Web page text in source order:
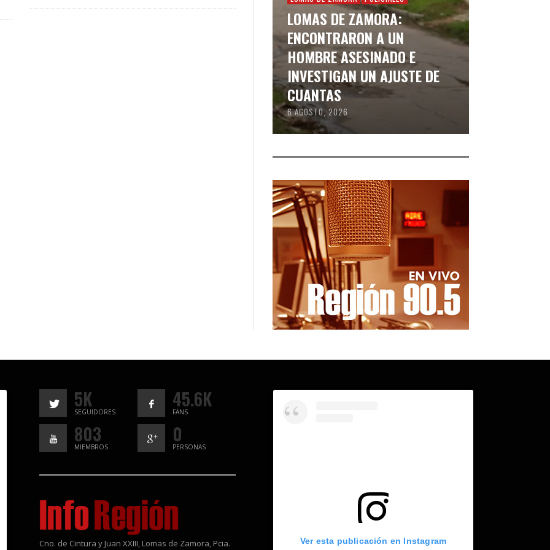
LOMAS DE ZAMORA:
ENCONTRARON A UN
HOMBRE ASESINADO E
INVESTIGAN UN AJUSTE DE
CUANTAS
6 AGOSTO, 2026
5K
SEGUIDORES
45.6K
FANS
803
MIEMBROS
0
PERSONAS
Cno. de Cintura y Juan XXIII, Lomas de Zamora, Pcia. Ver esta publicación en Instagram